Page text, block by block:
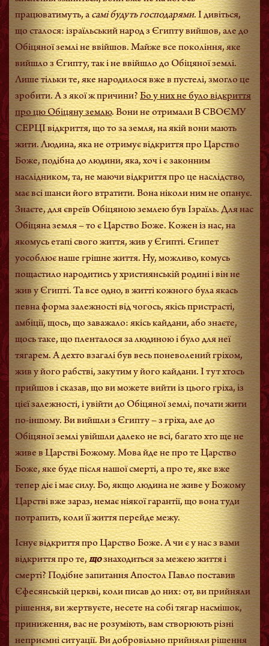
працюватимуть, асамі будуть господарями. І дивіться,
що сталося: ізраїльський народ з Єгипту вийшов, але до
Обіцяної землі не ввійшов. Майже все покоління, яке
вийшло з Єгипту, так і не ввійшло до Обіцяної землі.
Лише тільки те, яке народилося вже в пустелі, змогло це
зробити. А з якої ж причини?Бо у них не було відкриття
про цю Обіцяну землю. Вони не отримали В СВОЄМУ
СЕРЦІ відкриття, що то за земля, на якій вони мають
жити. Людина, яка не отримує відкриття про Царство
Боже, подібна до людини, яка, хоч і є законним
наслідником, та, не маючи відкриття про це наслідство,
має всі шанси його втратити. Вона ніколи ним не опанує.
Знаєте, для євреїв Обіцяною землею був Ізраїль. Для нас
Обіцяна земля – то є Царство Боже. Кожен із нас, на
якомусь етапі свого життя, жив у Єгипті. Єгипет
уособлює наше грішне життя. Ну, можливо, комусь
пощастило народитись у християнській родині і він не
жив у Єгипті. Та все одно, в житті кожного була якась
певна форма залежності від чогось, якісь пристрасті,
амбіції, щось, що заважало: якісь кайдани, або знаєте,
щось таке, що пленталося за людиною і було для неї
тягарем. А дехто взагалі був весь поневолений гріхом,
жив у його рабстві, закутим у його кайдани. І тут хтось
прийшов і сказав, що ви можете вийти із цього гріха, із
цієї залежності, і увійти до Обіцяної землі, почати жити
по-іншому. Ви вийшли з Єгипту – з гріха, але до
Обіцяної землі увійшли далеко не всі, багато хто ще не
живе в Царстві Божому. Мова йде не про те Царство
Боже, яке буде після нашої смерті, а про те, яке вже
тепер діє і має силу. Бо, якщо людина не живе у Божому
Царстві вже зараз, немає ніякої гарантії, що вона туди
потрапить, коли її життя перейде межу.
Існує відкриття про Царство Боже. А чи є у нас з вами
відкриття про те,щознаходиться за межею життя і
смерті? Подібне запитання Апостол Павло поставив
Єфесянській церкві, коли писав до них: от, ви прийняли
рішення, ви жертвуєте, несете на собі тягар насмішок,
приниження, вас не розуміють, вам створюють різні
неприємні ситуації. Ви добровільно прийняли рішення